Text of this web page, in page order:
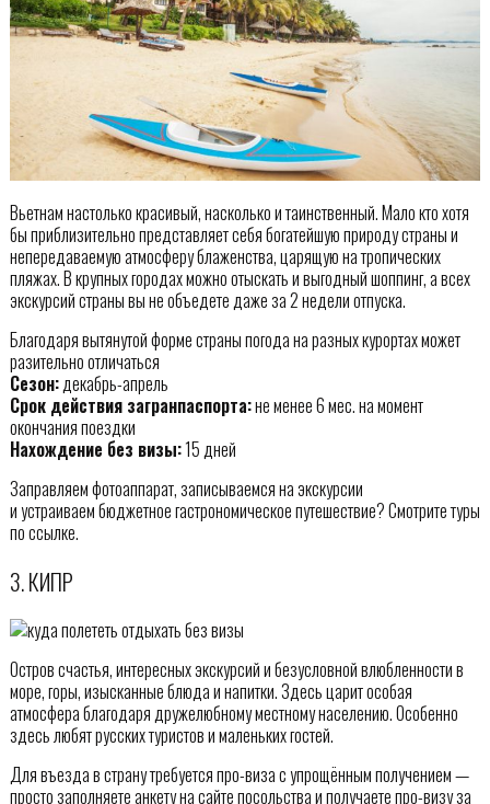
Вьетнам настолько красивый, насколько и таинственный. Мало кто хотя
бы приблизительно представляет себя богатейшую природу страны и
непередаваемую атмосферу блаженства, царящую на тропических
пляжах. В крупных городах можно отыскать и выгодный шоппинг, а всех
экскурсий страны вы не объедете даже за 2 недели отпуска.
Благодаря вытянутой форме страны погода на разных курортах может
разительно отличаться
Сезон:декабрь-апрель
Срок действия загранпаспорта:не менее 6 мес. на момент
окончания поездки
Нахождение без визы:15 дней
Заправляем фотоаппарат, записываемся на экскурсии
и устраиваем бюджетное гастрономическое путешествие? Смотрите туры
по ссылке.
3. КИПР
Остров счастья, интересных экскурсий и безусловной влюбленности в
море, горы, изысканные блюда и напитки. Здесь царит особая
атмосфера благодаря дружелюбному местному населению. Особенно
здесь любят русских туристов и маленьких гостей.
Для въезда в страну требуется про-виза с упрощённым получением —
просто заполняете анкету на сайте посольства и получаете про-визу за